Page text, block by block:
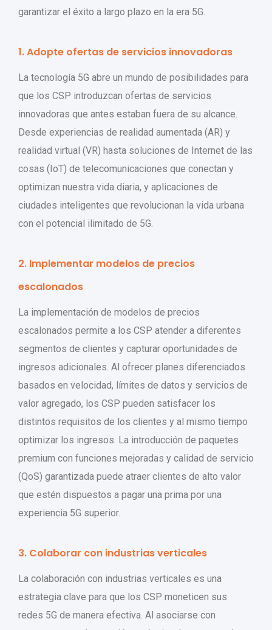
garantizar el éxito a largo plazo en la era 5G.
1. Adopte ofertas de servicios innovadoras
La tecnología 5G abre un mundo de posibilidades para
que los CSP introduzcan ofertas de servicios
innovadoras que antes estaban fuera de su alcance.
Desde experiencias de realidad aumentada (AR) y
realidad virtual (VR) hasta soluciones de Internet de las
cosas (IoT) de telecomunicaciones que conectan y
optimizan nuestra vida diaria, y aplicaciones de
ciudades inteligentes que revolucionan la vida urbana
con el potencial ilimitado de 5G.
2. Implementar modelos de precios
escalonados
La implementación de modelos de precios
escalonados permite a los CSP atender a diferentes
segmentos de clientes y capturar oportunidades de
ingresos adicionales. Al ofrecer planes diferenciados
basados ​​en velocidad, límites de datos y servicios de
valor agregado, los CSP pueden satisfacer los
distintos requisitos de los clientes y al mismo tiempo
optimizar los ingresos. La introducción de paquetes
premium con funciones mejoradas y calidad de servicio
(QoS) garantizada puede atraer clientes de alto valor
que estén dispuestos a pagar una prima por una
experiencia 5G superior.
3. Colaborar con industrias verticales
La colaboración con industrias verticales es una
estrategia clave para que los CSP moneticen sus
redes 5G de manera efectiva. Al asociarse con